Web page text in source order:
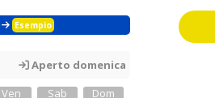
Esempio
Aperto domenica
Ven
Sab
Dom